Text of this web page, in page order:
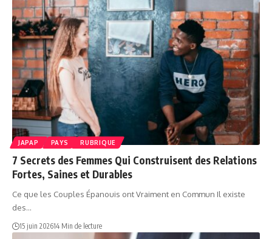
JAPAP PAYS RUBRIQUE
7 Secrets des Femmes Qui Construisent des Relations
Fortes, Saines et Durables
Ce que les Couples Épanouis ont Vraiment en Commun Il existe
des…
15 juin 202614 Min de lecture